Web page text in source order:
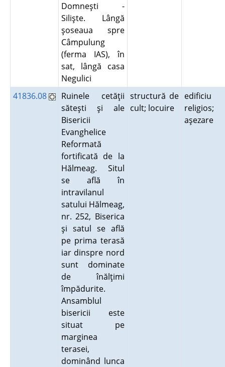
Domneşti -
Silişte. Lângă
şoseaua spre
Câmpulung
(ferma IAS), în
sat, lângă casa
Negulici
41836.08
Ruinele cetăţii
săteşti şi ale
Bisericii
Evanghelice
Reformată
fortificată de la
Hălmeag. Situl
se află în
intravilanul
satului Hălmeag,
nr. 252, Biserica
şi satul se află
pe prima terasă
iar dinspre nord
sunt dominate
de înălţimi
împădurite.
Ansamblul
bisericii este
situat pe
marginea
terasei,
dominând lunca
structură de
cult; locuire
edificiu
religios;
aşezare